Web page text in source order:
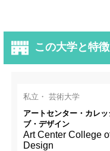
この大学と特
私立・ 芸術大学
アートセンター・カレッ
ブ・デザイン
Art Center College
Design